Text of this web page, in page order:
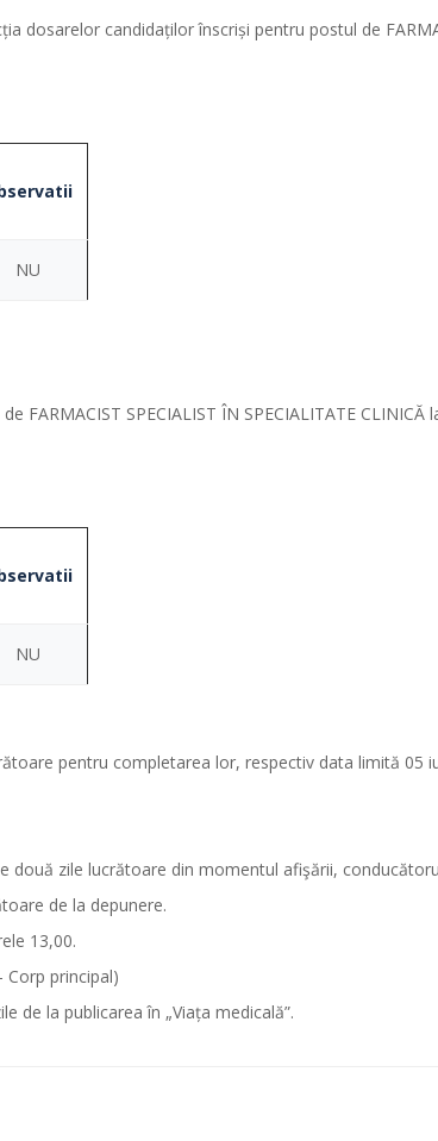
dosarelor candidaților înscriși pentru postul de
NU
SPECIALIST ÎN SPECIALITATE CLINICĂ
NU
pentru completarea lor, respectiv data limită 05
două zile lucrătoare din momentul afişării,
de la depunere.
13,00.
principal)
de la publicarea în „Viața medicală”.